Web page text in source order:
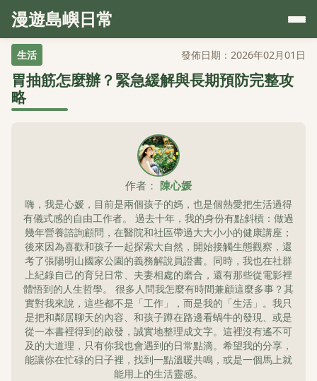
漫遊島嶼日常
生活 發佈日期：2026年02月01日
胃抽筋怎麼辦？緊急緩解與長期預防完整攻
略
作者： 陳心媛
嗨，我是心媛，目前是兩個孩子的媽，也是個熱愛把生活過得
有儀式感的自由工作者。 過去十年，我的身份有點斜槓：做過
幾年營養諮詢顧問，在醫院和社區帶過大大小小的健康講座；
後來因為喜歡和孩子一起探索大自然，開始接觸生態觀察，還
考了張陽明山國家公園的義務解說員證書。同時，我也在社群
上紀錄自己的育兒日常、夫妻相處的磨合，還有那些從電影裡
體悟到的人生哲學。 很多人問我怎麼有時間兼顧這麼多事？其
實對我來說，這些都不是「工作」，而是我的「生活」。我只
是把和鄰居聊天的內容、和孩子蹲在路邊看蝸牛的發現、或是
從一本書裡得到的啟發，誠實地整理成文字。這裡沒有遙不可
及的大道理，只有你我也會遇到的日常點滴。希望我的分享，
能讓你在忙碌的日子裡，找到一點溫暖共鳴，或是一個馬上就
能用上的生活靈感。